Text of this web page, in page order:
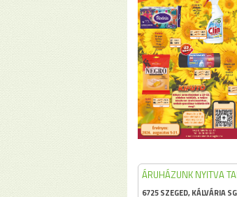
ÁRUHÁZUNK NYITVA
6725 SZEGED, KÁLVÁRIA